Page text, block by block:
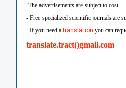
-The advertisements are subject to cost.
- Free specialized scientific journals are
- If you need atranslation you can
translate.tract()gmail.com